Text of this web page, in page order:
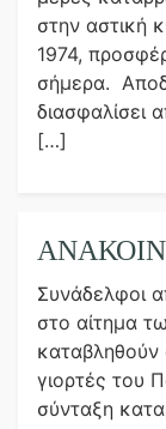
στην αστική
1974,
σήμερα.
διασφαλίσει
[…]
Συνάδελφοι
στο αίτημα
καταβληθούν
γιορτές του
σύνταξη